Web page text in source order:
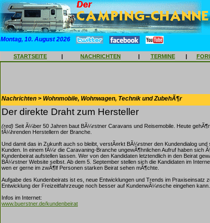
Montag, 10. August 2026
STARTSEITE | NACHRICHTEN | TERMINE |
Nachrichten > Wohnmobile, Wohnwagen, Technik und ZubehÃ¶r
Der direkte Draht zum Hersteller
(red) Seit Ã¼ber 50 Jahren baut BÃ¼rstner Caravans und Reisemobile. Heute
fÃ¼hrenden Herstellern der Branche.
Und damit das in Zukunft auch so bleibt, verstÃ¤rkt BÃ¼rstner den Kundendialog
Kunden. In einem fÃ¼r die Caravaning-Branche ungewÃ¶hnlichen Aufruf haben
Kundenbeirat aufstellen lassen. Wer von den Kandidaten letztendlich in den Beirat
BÃ¼rstner Website selbst. Ab dem 5. September stellen sich die Kandidaten im
wen er gerne im zwÃ¶lf Personen starken Beirat sehen mÃ¶chte.
Aufgabe des Kundenbeirats ist es, neue Entwicklungen und Trends im Praxiseinsatz
Entwicklung der Freizeitfahrzeuge noch besser auf KundenwÃ¼nsche eingehen kann.
Infos im Internet:
www.buerstner.de/kundenbeirat